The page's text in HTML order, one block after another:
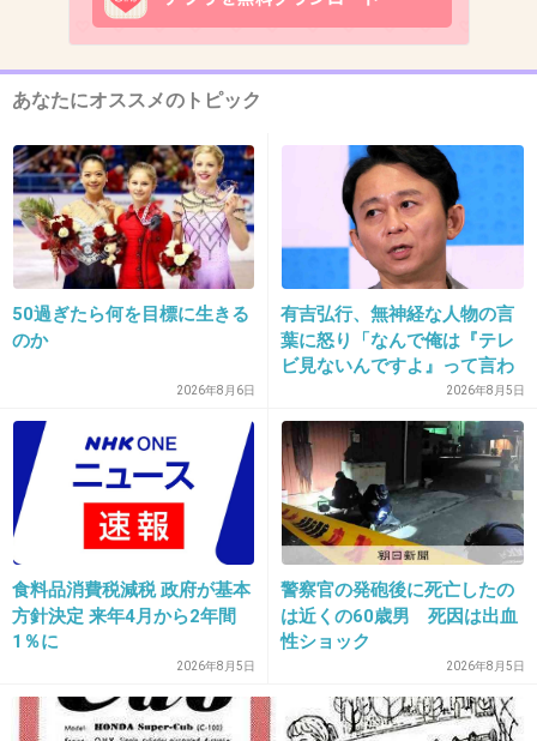
出典：blog-imgs-70-origin.fc2.com
出典：blog-imgs-70-origin.fc2.com
あなたにオススメのトピック
50過ぎたら何を目標に生きる
のか
2026年8月6日
有吉弘行、無神経な人物の言
葉に怒り「なんで俺は『テレ
ビ見ないんですよ』って言わ
れなきゃいけないの？ふざけ
やがって」
2026年8月5日
食料品消費税減税 政府が基本
方針決定 来年4月から2年間
1％に
2026年8月5日
警察官の発砲後に死亡したの
は近くの60歳男 死因は出血
性ショック
2026年8月5日